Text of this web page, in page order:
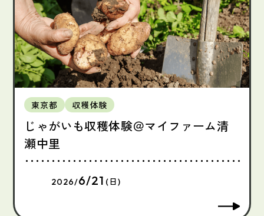
東京都 収穫体験
じゃがいも収穫体験＠マイファーム清
瀬中里
2026/6/21 (日)